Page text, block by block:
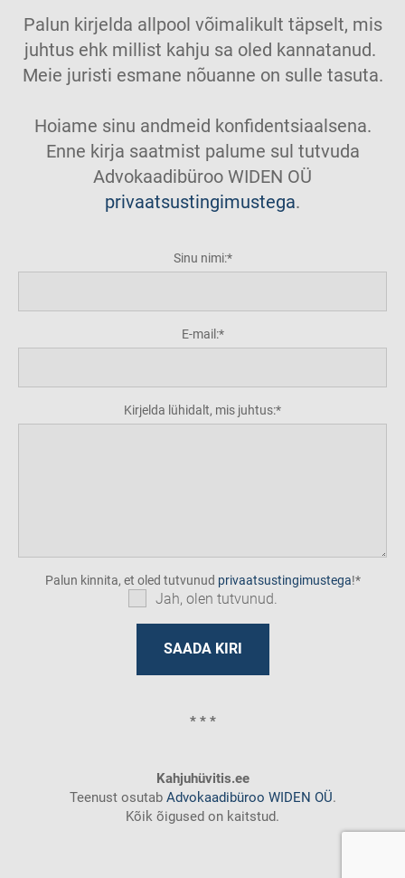
Palun kirjelda allpool võimalikult täpselt, mis
juhtus ehk millist kahju sa oled kannatanud.
Meie juristi esmane nõuanne on sulle tasuta.
Hoiame sinu andmeid konfidentsiaalsena.
Enne kirja saatmist palume sul tutvuda
Advokaadibüroo WIDEN OÜ
privaatsustingimustega.
Sinu nimi:
E-mail:
Kirjelda lühidalt, mis juhtus:
Palun kinnita, et oled tutvunud privaatsustingimustega!
Jah, olen tutvunud.
* * *
Kahjuhüvitis.ee
Teenust osutabAdvokaadibüroo WIDEN OÜ.
Kõik õigused on kaitstud.